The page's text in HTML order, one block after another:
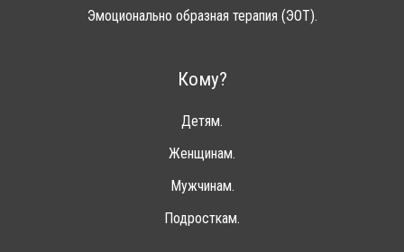
Эмоционально образная терапия (ЭОТ).
Кому?
Детям.
Женщинам.
Мужчинам.
Подросткам.